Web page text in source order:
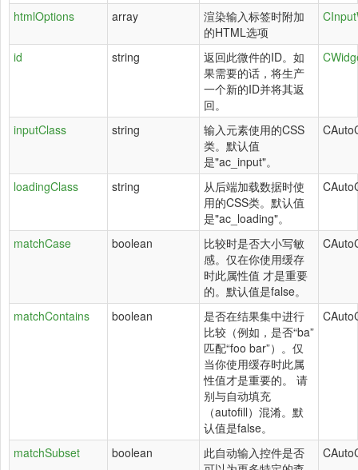
htmlOptions array
渲染输入标签时附加
的HTML选项
id string
返回此微件的ID。如
果需要的话，将生产
一个新的ID并将其返
回。
inputClass string
输入元素使用的CSS
类。默认值
是"ac_input"。
loadingClass string
从后端加载数据时使
用的CSS类。默认值
是"ac_loading"。
matchCase boolean
比较时是否大小写敏
感。仅在你使用缓存
时此属性值 才是重要
的。默认值是false。
matchContains boolean
是否在结果集中进行
比较（例如，是否“ba”
匹配“foo bar”）。仅
当你使用缓存时此属
性值才是重要的。 请
别与自动填充
（autofill）混淆。默
认值是false。
matchSubset boolean
此自动输入控件是否